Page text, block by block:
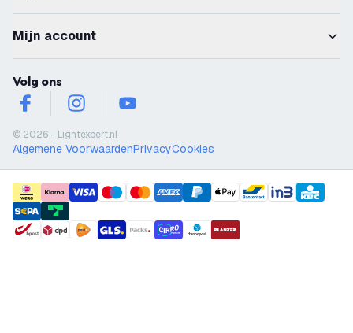
Mijn account
Volg ons
facebookinstagramyoutube
© 2026 - Lightexpert.nl
Algemene VoorwaardenPrivacyCookies
payment methods
shipment methods